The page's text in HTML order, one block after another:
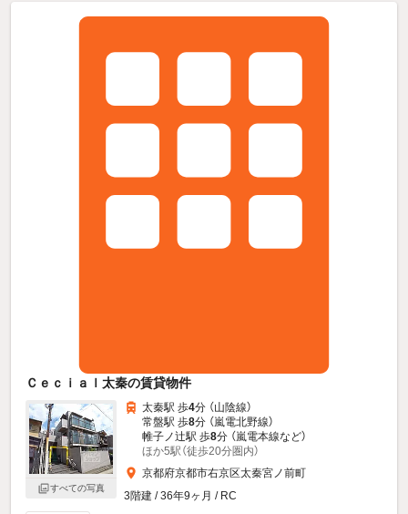
Ｃｅｃｉａｌ太秦の賃貸物件
すべての写真
太秦駅 歩4分 （山陰線）
常盤駅 歩8分 （嵐電北野線）
帷子ノ辻駅 歩8分 （嵐電本線など）
ほか5駅（徒歩20分圏内）
京都府京都市右京区太秦宮ノ前町
3階建 / 36年9ヶ月 / RC